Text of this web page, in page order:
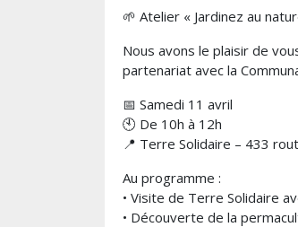
🌱 Atelier « Jardinez au
Nous avons le plaisir de
partenariat avec la
📅 Samedi 11 avril
🕙 De 10h à 12h
📍 Terre Solidaire – 433
Au programme :
• Visite de Terre Solidaire
• Découverte de la